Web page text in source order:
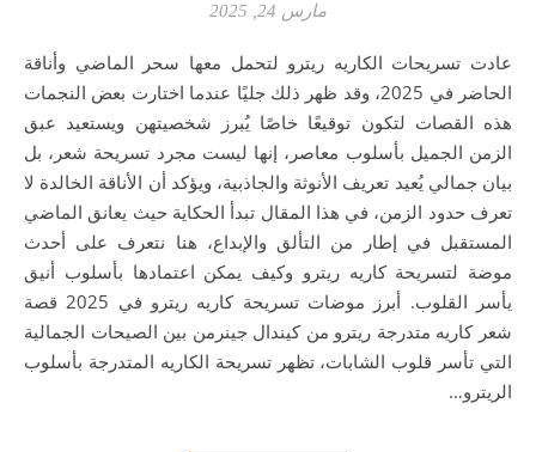
مارس 24, 2025
عادت تسريحات الكاريه ريترو لتحمل معها سحر الماضي وأناقة
الحاضر في 2025، وقد ظهر ذلك جليًا عندما اختارت بعض النجمات
هذه القصات لتكون توقيعًا خاصًا يُبرز شخصيتهن ويستعيد عبق
الزمن الجميل بأسلوب معاصر، إنها ليست مجرد تسريحة شعر، بل
بيان جمالي يُعيد تعريف الأنوثة والجاذبية، ويؤكد أن الأناقة الخالدة لا
تعرف حدود الزمن، في هذا المقال تبدأ الحكاية حيث يعانق الماضي
المستقبل في إطار من التألق والإبداع، هنا نتعرف على أحدث
موضة لتسريحة كاريه ريترو وكيف يمكن اعتمادها بأسلوب أنيق
يأسر القلوب. أبرز موضات تسريحة كاريه ريترو في 2025 قصة
شعر كاريه متدرجة ريترو من كيندال جينرمن بين الصيحات الجمالية
التي تأسر قلوب الشابات، تظهر تسريحة الكاريه المتدرجة بأسلوب
الريترو…